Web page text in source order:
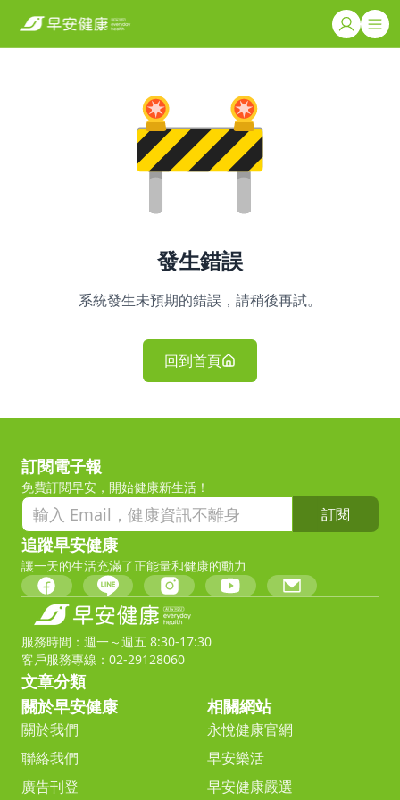
發生錯誤
系統發生未預期的錯誤，請稍後再試。
回到首頁
訂閱電子報
免費訂閱早安，開始健康新生活！
訂閱
追蹤早安健康
讓一天的生活充滿了正能量和健康的動力
服務時間：週一～週五 8:30-17:30
客戶服務專線：02-29128060
文章分類
關於早安健康
關於我們
聯絡我們
廣告刊登
相關網站
永悅健康官網
早安樂活
早安健康嚴選